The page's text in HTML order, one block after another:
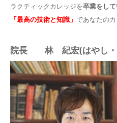
ラクティックカレッジを卒業をし
「最高の技術と知識」 であなたのカ
院長 林 紀宏(はやし・